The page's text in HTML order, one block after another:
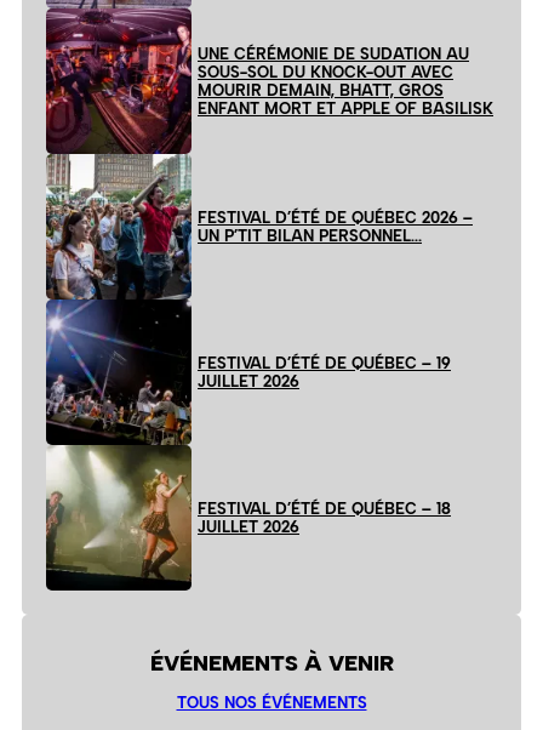
UNE CÉRÉMONIE DE SUDATION AU
SOUS-SOL DU KNOCK-OUT AVEC
MOURIR DEMAIN, BHATT, GROS
ENFANT MORT ET APPLE OF BASILISK
FESTIVAL D’ÉTÉ DE QUÉBEC 2026 –
UN P’TIT BILAN PERSONNEL…
FESTIVAL D’ÉTÉ DE QUÉBEC – 19
JUILLET 2026
FESTIVAL D’ÉTÉ DE QUÉBEC – 18
JUILLET 2026
ÉVÉNEMENTS À VENIR
TOUS NOS ÉVÉNEMENTS